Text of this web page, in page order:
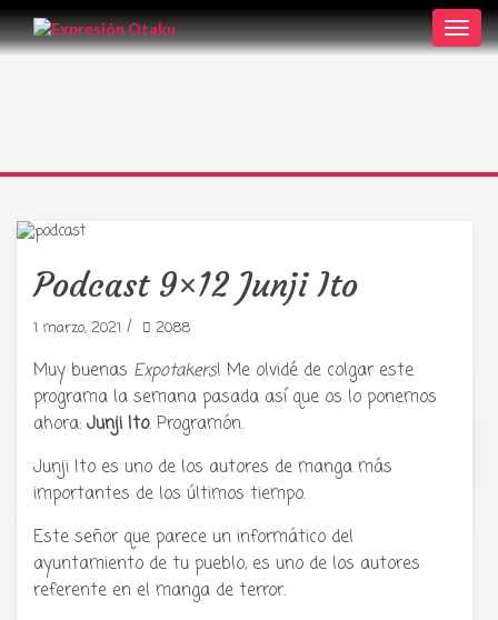
anime y cultura japonesa ツ
Podcast 9×12 Junji Ito
1 marzo, 2021 / 2088
Muy buenas Expotakers! Me olvidé de colgar este
programa la semana pasada así que os lo ponemos
ahora: Junji Ito. Programón.
Junji Ito es uno de los autores de manga más
importantes de los últimos tiempo.
Este señor que parece un informático del
ayuntamiento de tu pueblo, es uno de los autores
referente en el manga de terror.